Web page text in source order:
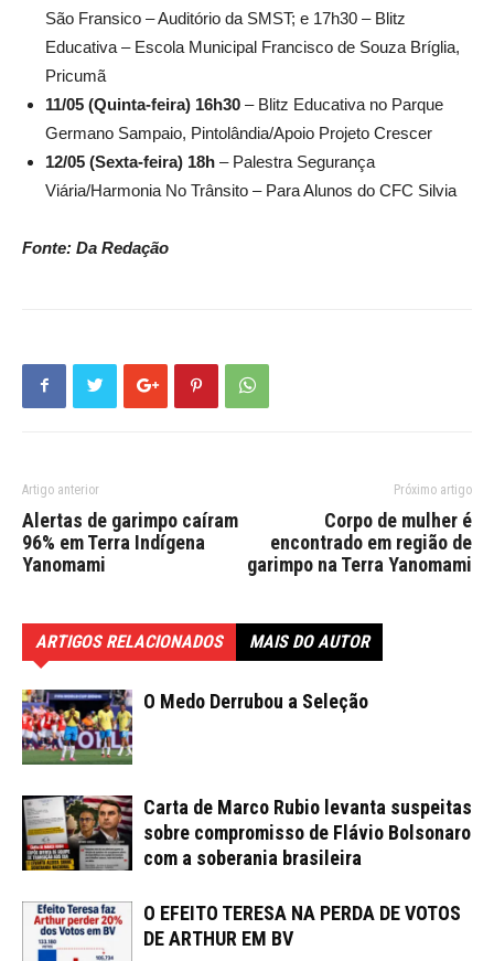
São Fransico – Auditório da SMST; e 17h30 – Blitz
Educativa – Escola Municipal Francisco de Souza Bríglia,
Pricumã
11/05 (Quinta-feira) 16h30 – Blitz Educativa no Parque
Germano Sampaio, Pintolândia/Apoio Projeto Crescer
12/05 (Sexta-feira) 18h – Palestra Segurança
Viária/Harmonia No Trânsito – Para Alunos do CFC Silvia
Fonte: Da Redação
Artigo anterior
Alertas de garimpo caíram
96% em Terra Indígena
Yanomami
Próximo artigo
Corpo de mulher é
encontrado em região de
garimpo na Terra Yanomami
ARTIGOS RELACIONADOS MAIS DO AUTOR
O Medo Derrubou a Seleção
Carta de Marco Rubio levanta suspeitas
sobre compromisso de Flávio Bolsonaro
com a soberania brasileira
O EFEITO TERESA NA PERDA DE VOTOS
DE ARTHUR EM BV